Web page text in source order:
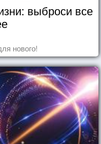
выброси все
нового!